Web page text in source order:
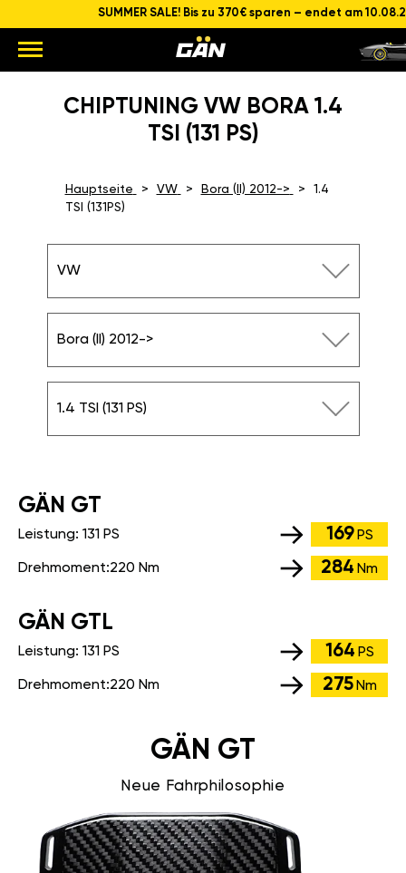
SUMMER SALE! Bis zu 370€ sparen – endet am
CHIPTUNING VW BORA 1.4
TSI (131 PS)
Hauptseite VW Bora (II) 2012->
1.4
TSI (131PS)
VW
Bora (II) 2012->
1.4 TSI (131 PS)
GÄN GT
Leistung: 131 PS 169 PS
Drehmoment:220 Nm 284 Nm
GÄN GTL
Leistung: 131 PS 164 PS
Drehmoment:220 Nm 275 Nm
GÄN GT
Neue Fahrphilosophie